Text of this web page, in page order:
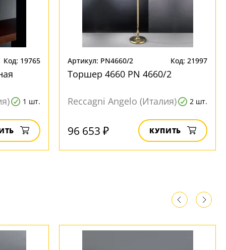
Код: 19765
1 шт.
Артикул: PN4660/2 Код: 21997
Торшер 4660 PN 4660/2
Reccagni Angelo (Италия) 2 шт.
96 653 ₽ КУПИТЬ